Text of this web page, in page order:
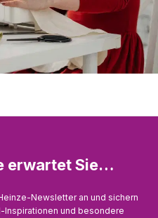
erwartet Sie…
Newsletter an und sichern
Inspirationen und besondere